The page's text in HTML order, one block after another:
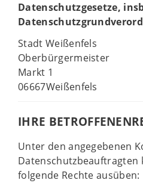
Datenschutzgesetze,
Stadt Weißenfels
Oberbürgermeister
Markt 1
06667Weißenfels
IHRE
Unter den angegebenen
Datenschutzbeauftragten
folgende Rechte ausüben: